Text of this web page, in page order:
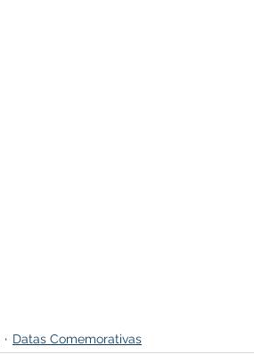
Datas Comemorativas